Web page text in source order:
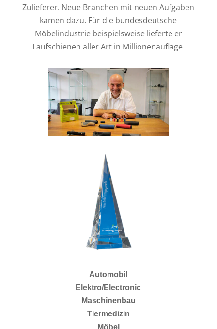
Zulieferer. Neue Branchen mit neuen Aufgaben
kamen dazu. Für die bundesdeutsche
Möbelindustrie beispielsweise lieferte er
Laufschienen aller Art in Millionenauflage.
Automobil
Elektro/Electronic
Maschinenbau
Tiermedizin
Möbel